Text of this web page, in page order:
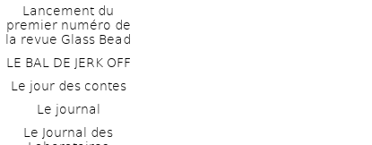
Lancement du
premier numéro de
la revue Glass Bead
LE BAL DE JERK OFF
Le jour des contes
Le journal
Le Journal des